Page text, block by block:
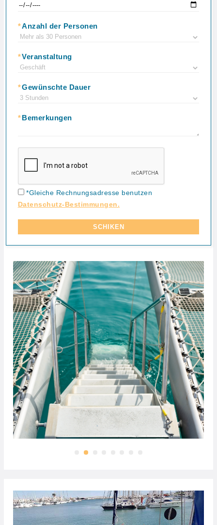
*Anzahl der Personen
*Veranstaltung
*Gewünschte Dauer
*Bemerkungen
*Gleiche Rechnungsadresse benutzen
Datenschutz-Bestimmungen.
SCHIKEN